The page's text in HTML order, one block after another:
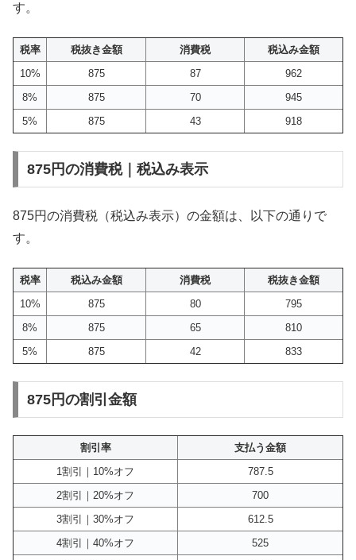
す。
税率 税抜き金額 消費税
税込み金額
10%
875 87
962
8%
875 70
945
5%
875 43 918
875円の消費税｜税込み表示
875円の消費税（税込み表示）の金額は、以下の通りで
す。
税率 税込み金額 消費税
税抜き金額
10%
875 80
795
8%
875 65
810
5%
875 42 833
875円の割引金額
割引率
支払う金額
1割引｜10%オフ
787.5
2割引｜20%オフ
700
3割引｜30%オフ
612.5
4割引｜40%オフ
525